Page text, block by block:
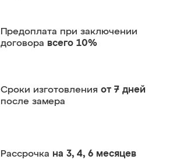
Предоплата при заключении
договора всего 10%
Сроки изготовления от 7 дней
после замера
Рассрочка на 3, 4, 6 месяцев